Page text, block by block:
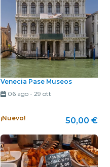
Venecia Pase Museos
06 ago- 29 ott
¡Nuevo! 50,00 €